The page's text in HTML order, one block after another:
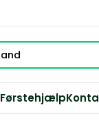
Førstehjælp